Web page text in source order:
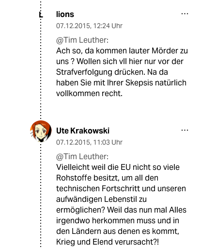
L lions
07.12.2015, 12:24 Uhr
@Tim Leuther:
Ach so, da kommen lauter Mörder zu
uns ? Wollen sich vll hier nur vor der
Strafverfolgung drücken. Na da
haben Sie mit Ihrer Skepsis natürlich
vollkommen recht.
Ute Krakowski
07.12.2015, 11:03 Uhr
@Tim Leuther:
Vielleicht weil die EU nicht so viele
Rohstoffe besitzt, um all den
technischen Fortschritt und unseren
aufwändigen Lebenstil zu
ermöglichen? Weil das nun mal Alles
irgendwo herkommen muss und in
den Ländern aus denen es kommt,
Krieg und Elend verursacht?!